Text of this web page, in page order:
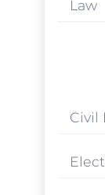
Law
Civil